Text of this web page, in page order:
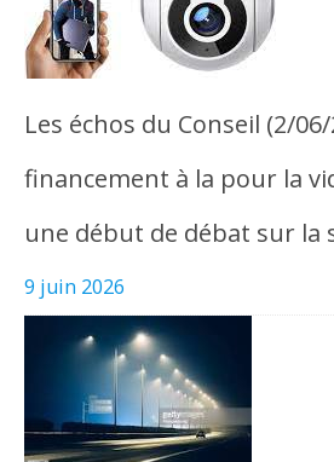
Les échos du Conseil (2/
financement à la pour la
une début de débat sur la
9 juin 2026